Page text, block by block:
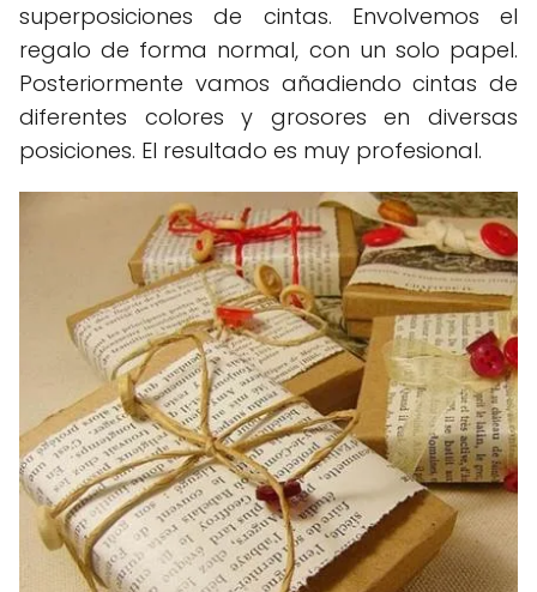
superposiciones de cintas. Envolvemos el
regalo de forma normal, con un solo papel.
Posteriormente vamos añadiendo cintas de
diferentes colores y grosores en diversas
posiciones. El resultado es muy profesional.